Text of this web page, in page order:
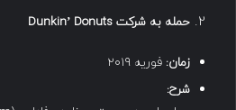
حمله به شرکت
زمان: فوریه ۲۰۱۹
شرح: